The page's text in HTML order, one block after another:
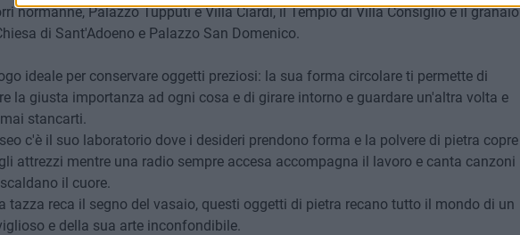
normanne, Palazzo Tupputi e Villa Ciardi, il Tempio di Villa Consiglio e il granaio
di Sant'Adoeno e Palazzo San Domenico.
ideale per conservare oggetti preziosi: la sua forma circolare ti permette di
la giusta importanza ad ogni cosa e di girare intorno e guardare un'altra volta e
stancarti.
c'è il suo laboratorio dove i desideri prendono forma e la polvere di pietra copre
attrezzi mentre una radio sempre accesa accompagna il lavoro e canta canzoni
il cuore.
tazza reca il segno del vasaio, questi oggetti di pietra recano tutto il mondo di un
e della sua arte inconfondibile.